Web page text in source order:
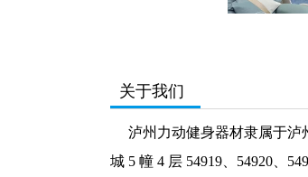
关于我们
泸州力动健身器材隶属于泸
城 5 幢 4 层 54919、54920、